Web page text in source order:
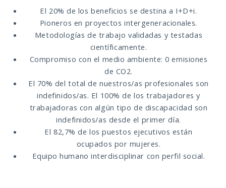
El 20% de los beneficios se destina a I+D+i.
Pioneros en proyectos intergeneracionales.
Metodologías de trabajo validadas y testadas
científicamente.
Compromiso con el medio ambiente: 0 emisiones
de CO2.
El 70% del total de nuestros/as profesionales son
indefinidos/as. El 100% de los trabajadores y
trabajadoras con algún tipo de discapacidad son
indefinidos/as desde el primer día.
El 82,7% de los puestos ejecutivos están
ocupados por mujeres.
Equipo humano interdisciplinar con perfil social.